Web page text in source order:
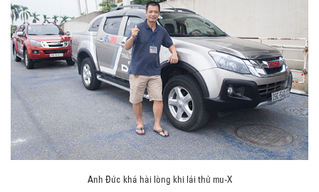
Anh Đức khá hài lòng khi lái thử mu-X